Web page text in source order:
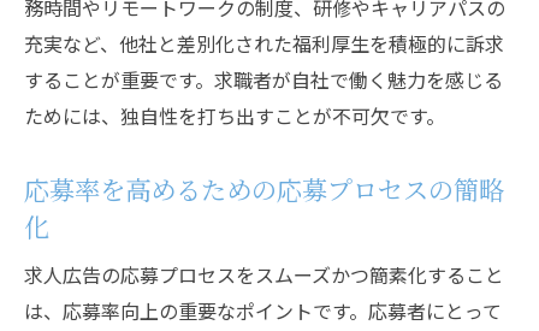
務時間やリモートワークの制度、研修やキャリアパスの
充実など、他社と差別化された福利厚生を積極的に訴求
することが重要です。求職者が自社で働く魅力を感じる
ためには、独自性を打ち出すことが不可欠です。
応募率を高めるための応募プロセスの簡略
化
求人広告の応募プロセスをスムーズかつ簡素化すること
は、応募率向上の重要なポイントです。応募者にとって